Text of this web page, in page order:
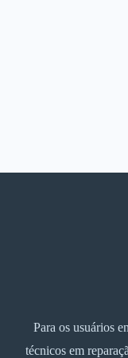
Para os usuários
técnicos em